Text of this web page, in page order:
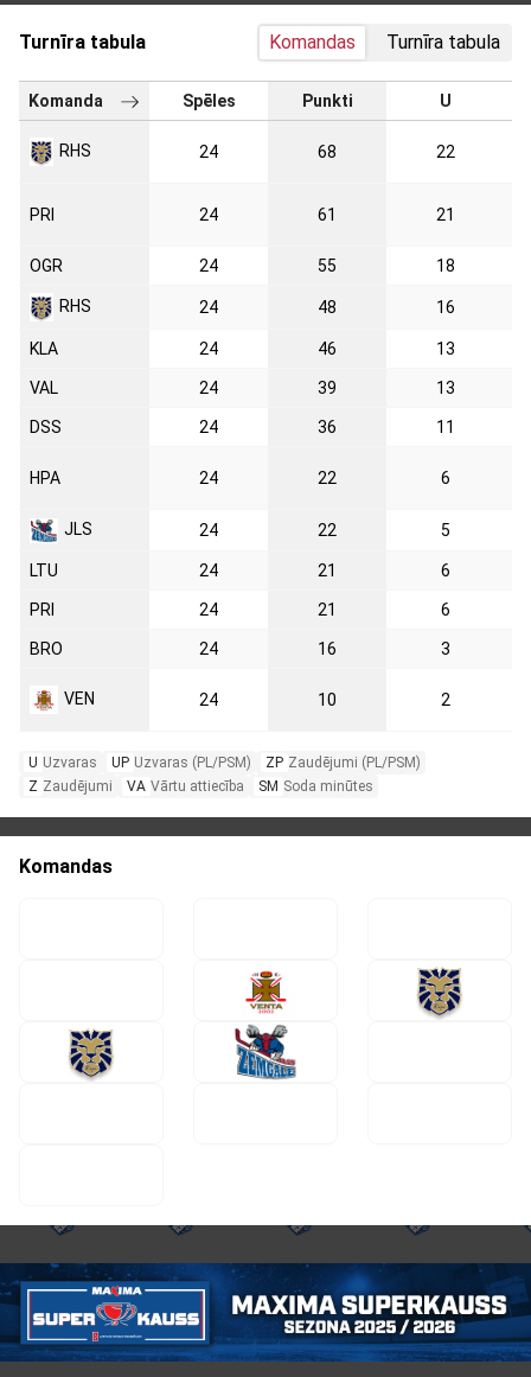
Turnīra tabula Komandas Turnīra tabula
Komanda Spēles Punkti U
RHS 24 68 22
PRI 24 61 21
OGR 24 55 18
RHS 24 48 16
KLA 24 46 13
VAL 24 39 13
DSS 24 36 11
HPA 24 22 6
JLS 24 22 5
LTU 24 21 6
PRI 24 21 6
BRO 24 16 3
VEN 24 10 2
U Uzvaras UP Uzvaras (PL/PSM) ZP Zaudējumi (PL/PSM)
Z Zaudējumi VA Vārtu attiecība SM Soda minūtes
Komandas